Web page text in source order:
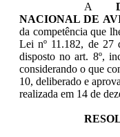
A
NACIONAL DE
da competência que
Lei nº 11.182, de 27
disposto no art. 8º,
considerando o que
10, deliberado e
realizada em 14 de